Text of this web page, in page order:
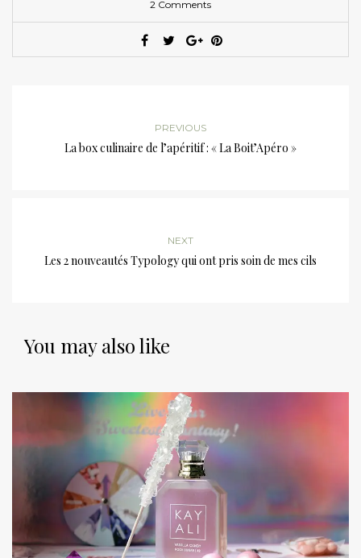
2 Comments
PREVIOUS
La box culinaire de l’apéritif : « La Boit’Apéro »
NEXT
Les 2 nouveautés Typology qui ont pris soin de mes cils
You may also like